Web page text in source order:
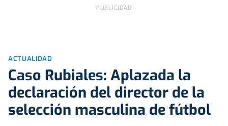
ACTUALIDAD
Caso Rubiales: Aplazada la
declaración del director de la
selección masculina de fútbol